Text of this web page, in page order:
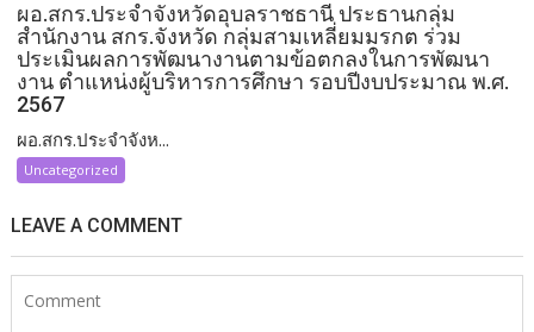
ผอ.สกร.ประจำจังหวัดอุบลราชธานี ประธานกลุ่ม
สำนักงาน สกร.จังหวัด กลุ่มสามเหลี่ยมมรกต ร่วม
ประเมินผลการพัฒนางานตามข้อตกลงในการพัฒนา
งาน ตำแหน่งผู้บริหารการศึกษา รอบปีงบประมาณ พ.ศ.
2567
ผอ.สกร.ประจำจังห...
Uncategorized
LEAVE A COMMENT